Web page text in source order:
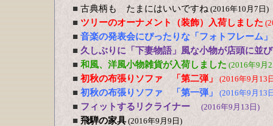
■ 古典柄も たまにはいいですね (2016年10月7日)
■ ツリーのオーナメント（装飾）入荷しました
■ 音楽の発表会にぴったりな「フォトフレーム
■ 久しぶりに「下妻物語」風な小物が店頭に並
■ 和風、洋風小物雑貨が入荷しました (2016年9月
■ 初秋の布張りソファ 「第二弾」 (2016年9月13
■ 初秋の布張りソファ 「第一弾」 (2016年9月13
■ フィットするリクライナー (2016年9月13日)
■ 飛騨の家具 (2016年9月9日)